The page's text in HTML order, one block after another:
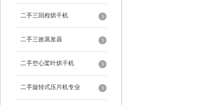
二手三回程烘干机
二手三效蒸发器
二手空心桨叶烘干机
二手旋转式压片机专业